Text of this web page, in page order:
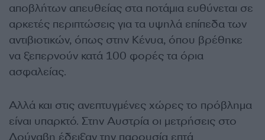
αποβλήτων απευθείας στα ποτάμια ευθύνεται σε
αρκετές περιπτώσεις για τα υψηλά επίπεδα των
αντιβιοτικών, όπως στην Κένυα, όπου βρέθηκε
να ξεπερνούν κατά 100 φορές τα όρια
ασφαλείας.
Αλλά και στις ανεπτυγμένες χώρες το πρόβλημα
είναι υπαρκτό. Στην Αυστρία οι μετρήσεις στο
Δούναβη έδειξαν την παρουσία επτά